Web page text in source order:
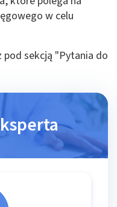
w celu
pod sekcją "Pytania do